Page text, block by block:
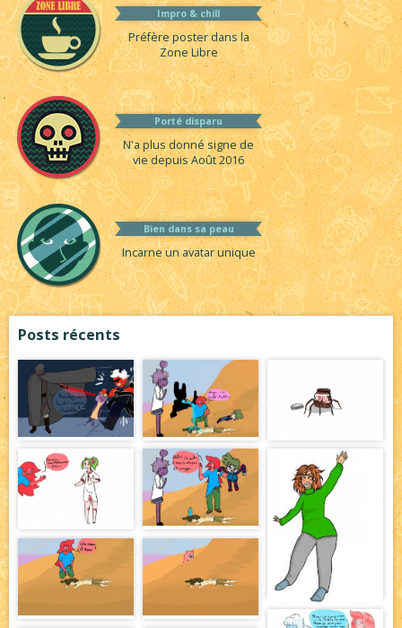
Impro & chill
Préfère poster dans la
Zone Libre
Porté disparu
N'a plus donné signe de
vie depuis Août 2016
Bien dans sa peau
Incarne un avatar unique
Posts récents